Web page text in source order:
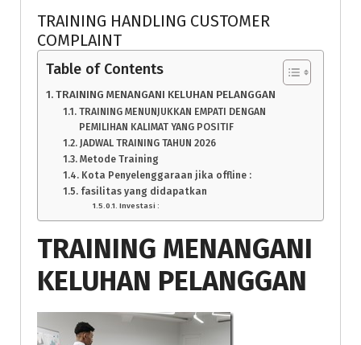
TRAINING HANDLING CUSTOMER
COMPLAINT
Table of Contents
TRAINING MENANGANI KELUHAN PELANGGAN
TRAINING MENUNJUKKAN EMPATI DENGAN
PEMILIHAN KALIMAT YANG POSITIF
JADWAL TRAINING TAHUN 2026
Metode Training
Kota Penyelenggaraan jika offline :
fasilitas yang didapatkan
Investasi :
TRAINING MENANGANI
KELUHAN PELANGGAN